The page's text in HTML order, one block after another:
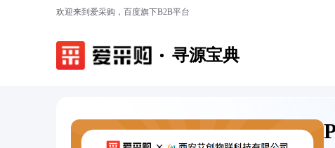
欢迎来到爱采购，百度旗下B2B平台
寻源宝典